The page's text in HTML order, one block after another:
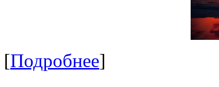
[Подробнее]